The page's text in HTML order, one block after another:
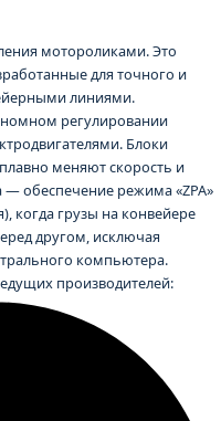
мотороликами. Это
для точного и
линиями.
регулировании
Блоки
меняют скорость и
обеспечение режима «ZPA»
когда грузы на конвейере
другом, исключая
компьютера.
производителей: